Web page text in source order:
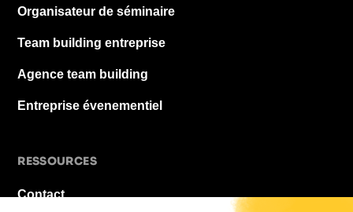
Organisateur de séminaire
Team building entreprise
Agence team building
Entreprise évenementiel
RESSOURCES
Contact